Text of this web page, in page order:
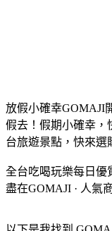
放假小確幸GOMAJI
假去！假期小確幸，
台旅遊景點，快來選
全台吃喝玩樂每日優
盡在GOMAJI · 人氣